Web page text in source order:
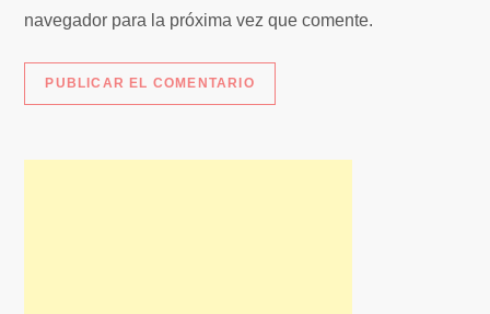
s
navegador para la próxima vez que comente.